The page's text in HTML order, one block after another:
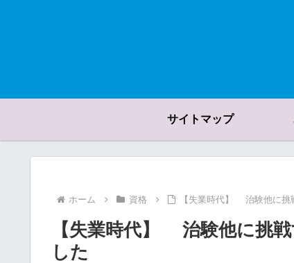
サイトマップ
ホーム 資格 【失業時代】 治験他に
【失業時代】 治験他に挑
した